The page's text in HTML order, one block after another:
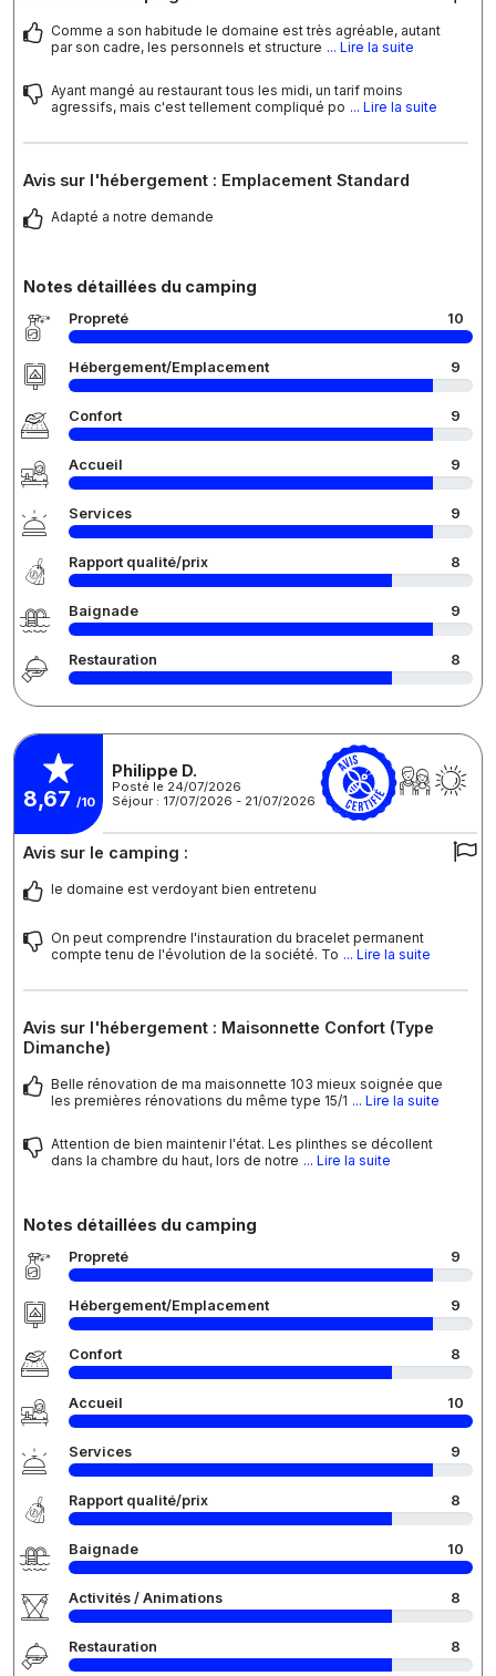
Comme a son habitude le domaine est très agréable, autant
par son cadre, les personnels et structure ... Lire la suite
Ayant mangé au restaurant tous les midi, un tarif moins
agressifs, mais c'est tellement compliqué po ... Lire la suite
Avis sur l'hébergement : Emplacement Standard
Adapté a notre demande
Notes détaillées du camping
Propreté 10
Hébergement/Emplacement 9
Confort 9
Accueil 9
Services 9
Rapport qualité/prix 8
Baignade 9
Restauration 8
8,67 /10
Philippe D.
Posté le 24/07/2026
Séjour : 17/07/2026 - 21/07/2026
Avis sur le camping :
le domaine est verdoyant bien entretenu
On peut comprendre l'instauration du bracelet permanent
compte tenu de l'évolution de la société. To ... Lire la suite
Avis sur l'hébergement : Maisonnette Confort (Type
Dimanche)
Belle rénovation de ma maisonnette 103 mieux soignée que
les premières rénovations du même type 15/1 ... Lire la suite
Attention de bien maintenir l'état. Les plinthes se décollent
dans la chambre du haut, lors de notre ... Lire la suite
Notes détaillées du camping
Propreté 9
Hébergement/Emplacement 9
Confort 8
Accueil 10
Services 9
Rapport qualité/prix 8
Baignade 10
Activités / Animations 8
Restauration 8